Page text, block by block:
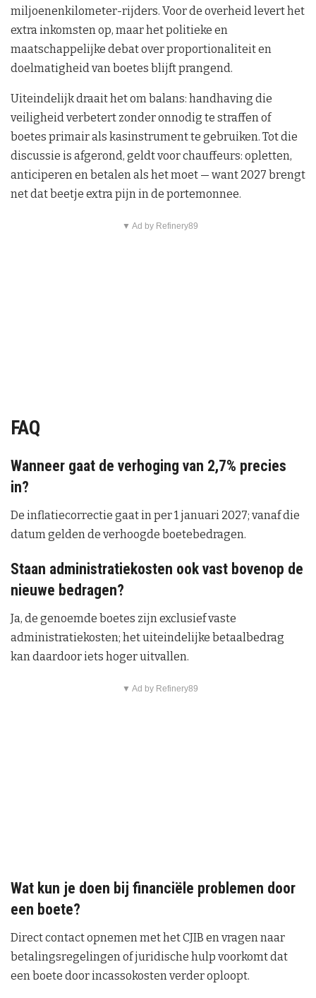
miljoenenkilometer-rijders. Voor de overheid levert het
extra inkomsten op, maar het politieke en
maatschappelijke debat over proportionaliteit en
doelmatigheid van boetes blijft prangend.
Uiteindelijk draait het om balans: handhaving die
veiligheid verbetert zonder onnodig te straffen of
boetes primair als kasinstrument te gebruiken. Tot die
discussie is afgerond, geldt voor chauffeurs: opletten,
anticiperen en betalen als het moet — want 2027 brengt
net dat beetje extra pijn in de portemonnee.
▼ Ad by Refinery89
FAQ
Wanneer gaat de verhoging van 2,7% precies
in?
De inflatiecorrectie gaat in per 1 januari 2027; vanaf die
datum gelden de verhoogde boetebedragen.
Staan administratiekosten ook vast bovenop de
nieuwe bedragen?
Ja, de genoemde boetes zijn exclusief vaste
administratiekosten; het uiteindelijke betaalbedrag
kan daardoor iets hoger uitvallen.
▼ Ad by Refinery89
Wat kun je doen bij financiële problemen door
een boete?
Direct contact opnemen met het CJIB en vragen naar
betalingsregelingen of juridische hulp voorkomt dat
een boete door incassokosten verder oploopt.